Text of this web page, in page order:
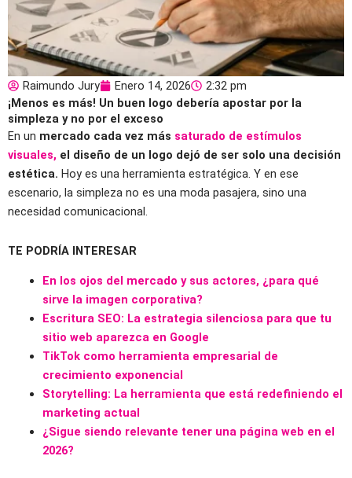
Raimundo Jury Enero 14, 2026
2:32 pm
¡Menos es más! Un buen logo debería apostar por la
simpleza y no por el exceso
En un mercado cada vez más saturado de estímulos
visuales, el diseño de un logo dejó de ser solo una decisión
estética. Hoy es una herramienta estratégica. Y en ese
escenario, la simpleza no es una moda pasajera, sino una
necesidad comunicacional.
TE PODRÍA INTERESAR
En los ojos del mercado y sus actores, ¿para qué
sirve la imagen corporativa?
Escritura SEO: La estrategia silenciosa para que tu
sitio web aparezca en Google
TikTok como herramienta empresarial de
crecimiento exponencial
Storytelling: La herramienta que está redefiniendo el
marketing actual
¿Sigue siendo relevante tener una página web en el
2026?